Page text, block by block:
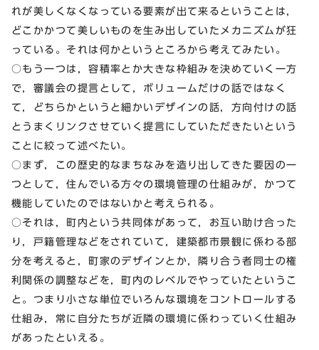
れが美しくなくなっている要素が出て来るということは，
どこかかつて美しいものを生み出していたメカニズムが狂
っている。それは何かというところから考えてみたい。
○もう一つは，容積率とか大きな枠組みを決めていく一方
で，審議会の提言として，ボリュームだけの話ではなく
て，どちらかというと細かいデザインの話，方向付けの話
とうまくリンクさせていく提言にしていただきたいという
ことに絞って述べたい。
○まず，この歴史的なまちなみを造り出してきた要因の一
つとして，住んでいる方々の環境管理の仕組みが，かつて
機能していたのではないかと考えられる。
○それは，町内という共同体があって，お互い助け合った
り，戸籍管理などをされていて，建築都市景観に係わる部
分を考えると，町家のデザインとか，隣り合う者同士の権
利関係の調整などを，町内のレベルでやっていたというこ
と。つまり小さな単位でいろんな環境をコントロールする
仕組み，常に自分たちが近隣の環境に係わっていく仕組み
があったといえる。